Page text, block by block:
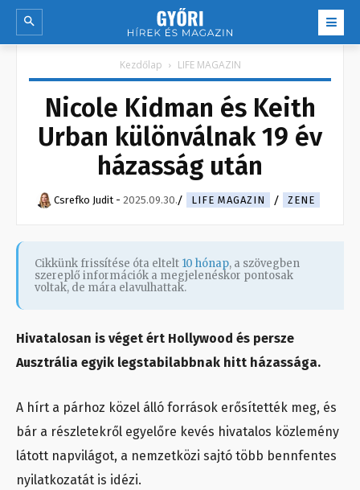
Kezdőlap LIFE MAGAZIN
Nicole Kidman és Keith
Urban különválnak 19 év
házasság után
Csrefko Judit - 2025.09.30. LIFE MAGAZIN ZENE
Cikkünk frissítése óta eltelt 10 hónap, a szövegben
szereplő információk a megjelenéskor pontosak
voltak, de mára elavulhattak.
Hivatalosan is véget ért Hollywood és persze
Ausztrália egyik legstabilabbnak hitt házassága.
A hírt a párhoz közel álló források erősítették meg, és
bár a részletekről egyelőre kevés hivatalos közlemény
látott napvilágot, a nemzetközi sajtó több bennfentes
nyilatkozatát is idézi.